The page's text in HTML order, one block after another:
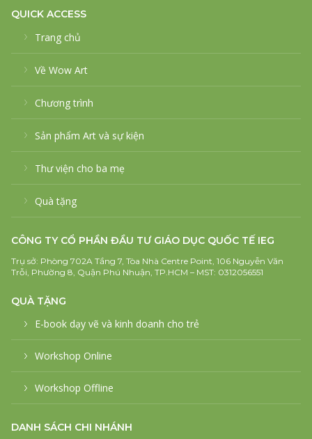
QUICK ACCESS
Trang chủ
Về Wow Art
Chương trình
Sản phẩm Art và sự kiện
Thư viện cho ba mẹ
Quà tặng
CÔNG TY CỔ PHẦN ĐẦU TƯ GIÁO DỤC QUỐC TẾ IEG
Trụ sở: Phòng 702A Tầng 7, Tòa Nhà Centre Point, 106 Nguyễn Văn
Trỗi, Phường 8, Quận Phú Nhuận, TP.HCM – MST: 0312056551
QUÀ TẶNG
E-book dạy vẽ và kinh doanh cho trẻ
Workshop Online
Workshop Offline
DANH SÁCH CHI NHÁNH